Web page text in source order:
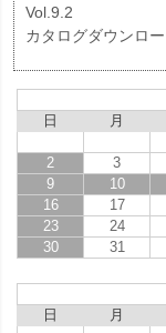
Vol.9.2
カタログダウンロー
日
月
2
3
9
10
16
17
23
24
30
31
日
月